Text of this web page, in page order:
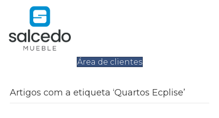
Área de clientes
Artigos com a etiqueta ‘Quartos Ecplise’